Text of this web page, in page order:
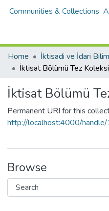
Communities & Collections
Home
İktisat Bölümü
Permanent URI for this
http://localhost:4000/
Browse